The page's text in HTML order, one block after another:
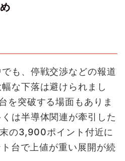
も、停戦交渉などの報道
な下落は避けられまし
を突破する場面もありま
は半導体関連が牽引した
の3,900ポイント付近に
台で上値が重い展開が続